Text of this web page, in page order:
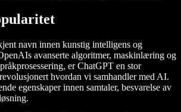
navn innen kunstig intelligens og
avanserte algoritmer, maskinlæring og
er ChatGPT en stor
hvordan vi samhandler med AI.
egenskaper innen samtaler, besvarelse av